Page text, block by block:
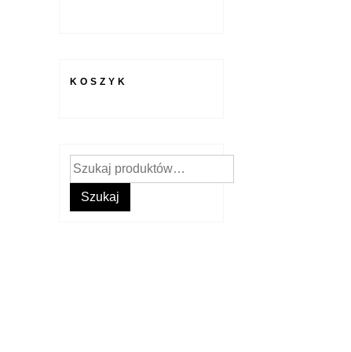
KOSZYK
Szukaj:
Szukaj